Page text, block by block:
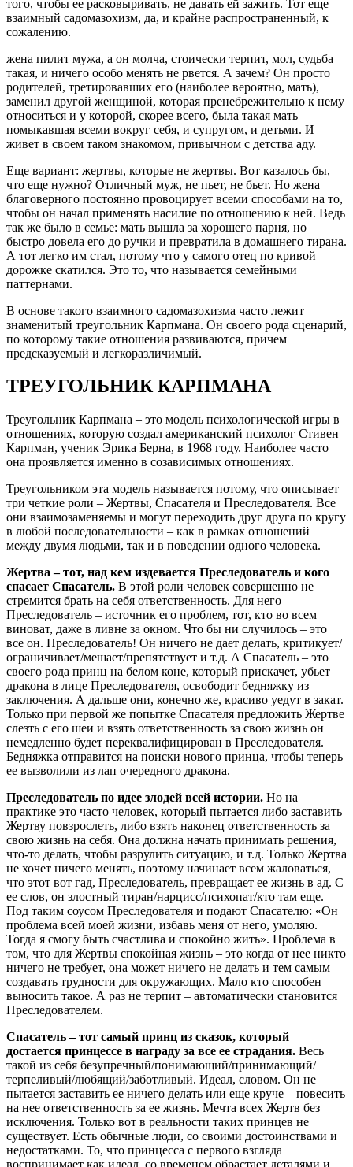
того, чтобы ее расковыривать, не давать ей зажить. Тот еще
взаимный садомазохизм, да, и крайне распространенный, к
сожалению.
жена пилит мужа, а он молча, стоически терпит, мол, судьба
такая, и ничего особо менять не рвется. А зачем? Он просто
родителей, третировавших его (наиболее вероятно, мать),
заменил другой женщиной, которая пренебрежительно к нему
относиться и у которой, скорее всего, была такая мать –
помыкавшая всеми вокруг себя, и супругом, и детьми. И
живет в своем таком знакомом, привычном с детства аду.
Еще вариант: жертвы, которые не жертвы. Вот казалось бы,
что еще нужно? Отличный муж, не пьет, не бьет. Но жена
благоверного постоянно провоцирует всеми способами на то,
чтобы он начал применять насилие по отношению к ней. Ведь
так же было в семье: мать вышла за хорошего парня, но
быстро довела его до ручки и превратила в домашнего тирана.
А тот легко им стал, потому что у самого отец по кривой
дорожке скатился. Это то, что называется семейными
паттернами.
В основе такого взаимного садомазохизма часто лежит
знаменитый треугольник Карпмана. Он своего рода сценарий,
по которому такие отношения развиваются, причем
предсказуемый и легкоразличимый.
ТРЕУГОЛЬНИК КАРПМАНА
Треугольник Карпмана – это модель психологической игры в
отношениях, которую создал американский психолог Стивен
Карпман, ученик Эрика Берна, в 1968 году. Наиболее часто
она проявляется именно в созависимых отношениях.
Треугольником эта модель называется потому, что описывает
три четкие роли – Жертвы, Спасателя и Преследователя. Все
они взаимозаменяемы и могут переходить друг друга по кругу
в любой последовательности – как в рамках отношений
между двумя людьми, так и в поведении одного человека.
Жертва – тот, над кем издевается Преследователь и кого
спасает Спасатель. В этой роли человек совершенно не
стремится брать на себя ответственность. Для него
Преследователь – источник его проблем, тот, кто во всем
виноват, даже в ливне за окном. Что бы ни случилось – это
все он. Преследователь! Он ничего не дает делать, критикует/
ограничивает/мешает/препятствует и т.д. А Спасатель – это
своего рода принц на белом коне, который прискачет, убьет
дракона в лице Преследователя, освободит бедняжку из
заключения. А дальше они, конечно же, красиво уедут в закат.
Только при первой же попытке Спасателя предложить Жертве
слезть с его шеи и взять ответственность за свою жизнь он
немедленно будет переквалифицирован в Преследователя.
Бедняжка отправится на поиски нового принца, чтобы теперь
ее вызволили из лап очередного дракона.
Преследователь по идее злодей всей истории. Но на
практике это часто человек, который пытается либо заставить
Жертву повзрослеть, либо взять наконец ответственность за
свою жизнь на себя. Она должна начать принимать решения,
что-то делать, чтобы разрулить ситуацию, и т.д. Только Жертва
не хочет ничего менять, поэтому начинает всем жаловаться,
что этот вот гад, Преследователь, превращает ее жизнь в ад. С
ее слов, он злостный тиран/нарцисс/психопат/кто там еще.
Под таким соусом Преследователя и подают Спасателю: «Он
проблема всей моей жизни, избавь меня от него, умоляю.
Тогда я смогу быть счастлива и спокойно жить». Проблема в
том, что для Жертвы спокойная жизнь – это когда от нее никто
ничего не требует, она может ничего не делать и тем самым
создавать трудности для окружающих. Мало кто способен
выносить такое. А раз не терпит – автоматически становится
Преследователем.
Спасатель – тот самый принц из сказок, который
достается принцессе в награду за все ее страдания. Весь
такой из себя безупречный/понимающий/принимающий/
терпеливый/любящий/заботливый. Идеал, словом. Он не
пытается заставить ее ничего делать или еще круче – повесить
на нее ответственность за ее жизнь. Мечта всех Жертв без
исключения. Только вот в реальности таких принцев не
существует. Есть обычные люди, со своими достоинствами и
недостатками. То, что принцесса с первого взгляда